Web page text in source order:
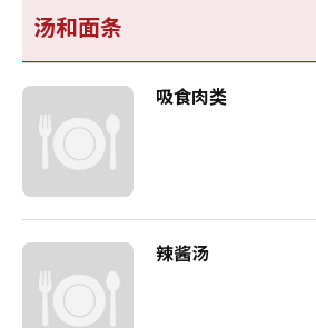
汤和面条
吸食肉类
辣酱汤